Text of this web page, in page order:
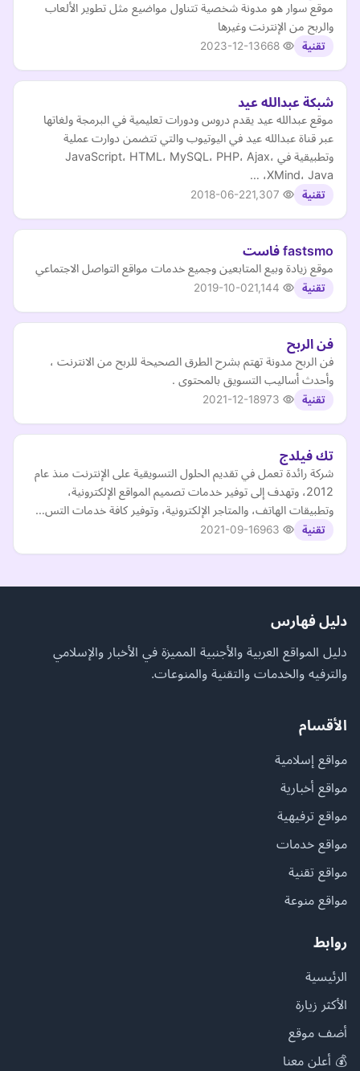
موقع سوار هو مدونة شخصية تتناول مواضيع مثل تطوير الألعاب
والربح من الإنترنت وغيرها
تقنية 2023-12-13
شبكة عبدالله عيد
موقع عبدالله عيد يقدم دروس ودورات تعليمية في البرمجة ولغاتها
عبر قناة عبدالله عيد في اليوتيوب والتي تتضمن دوارت عملية
وتطبيقية في JavaScript، HTML، MySQL، PHP، Ajax،
XMind، Java، …
تقنية 2018-06-22
fastsmo فاست
موقع زيادة وبيع المتابعين وجميع خدمات مواقع التواصل الاجتماعي
تقنية 2019-10-02
فن الربح
فن الربح مدونة تهتم بشرح الطرق الصحيحة للربح من الانترنت ،
وأحدث أساليب التسويق بالمحتوى .
تقنية 2021-12-18
تك فيلدج
شركة رائدة تعمل في تقديم الحلول التسويقية على الإنترنت منذ عام
2012، وتهدف إلى توفير خدمات تصميم المواقع الإلكترونية،
وتطبيقات الهاتف، والمتاجر الإلكترونية، وتوفير كافة خدمات التس…
تقنية 2021-09-16
دليل فهارس
دليل المواقع العربية والأجنبية المميزة في الأخبار والإسلامي
والترفيه والخدمات والتقنية والمنوعات.
الأقسام
مواقع إسلامية
مواقع أخبارية
مواقع ترفيهية
مواقع خدمات
مواقع تقنية
مواقع منوعة
روابط
الرئيسية
الأكثر زيارة
أضف موقع
💰 أعلن معنا